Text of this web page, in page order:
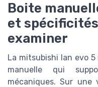
Boite
et
examiner
La mitsubishi lan evo
manuelle qui
mécaniques. Sur une